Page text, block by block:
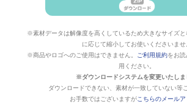
※素材データは解像度を高くしているため大きなサイズ
に応じて縮小してお使いくださいませ
※商品やロゴへのご使用はできません。
ご利用規約をお
用ください。
※ダウンロードシステムを変更いたしま
ダウンロードできない、素材が一致していない等
お手数ではございますがこちらのメールア